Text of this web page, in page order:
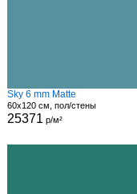
Sky 6 mm Matte
60x120 см, пол/стены
25371 р/м²